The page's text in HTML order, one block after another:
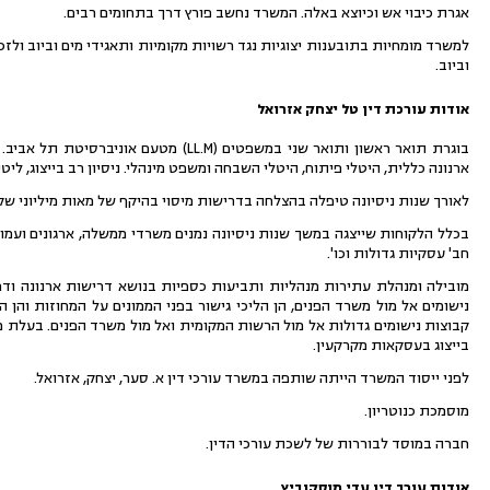
אגרת כיבוי אש וכיוצא באלה. המשרד נחשב פורץ דרך בתחומים רבים.
וביוב.
אודות עורכת דין טל יצחק אזרואל
ארנונה כללית, היטלי פיתוח, היטלי השבחה ומשפט מינהלי. ניסיון רב בייצוג,
לאורך שנות ניסיונה טיפלה בהצלחה בדרישות מיסוי בהיקף של מאות מיליוני
בכלל הלקוחות שייצגה במשך שנות ניסיונה נמנים משרדי ממשלה, ארגונים
חב' עסקיות גדולות וכו'.
מובילה ומנהלת עתירות מנהליות ותביעות כספיות בנושא דרישות ארנונה
נישומים אל מול משרד הפנים, הן הליכי גישור בפני הממונים על המחוזות
קבוצות נישומים גדולות אל מול הרשות המקומית ואל מול משרד הפנים. בעלת
בייצוג בעסקאות מקרקעין.
לפני ייסוד המשרד הייתה שותפה במשרד עורכי דין א. סער, יצחק, אזרואל.
מוסמכת כנוטריון.
חברה במוסד לבוררות של לשכת עורכי הדין.